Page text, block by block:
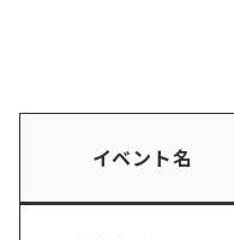
イベント名